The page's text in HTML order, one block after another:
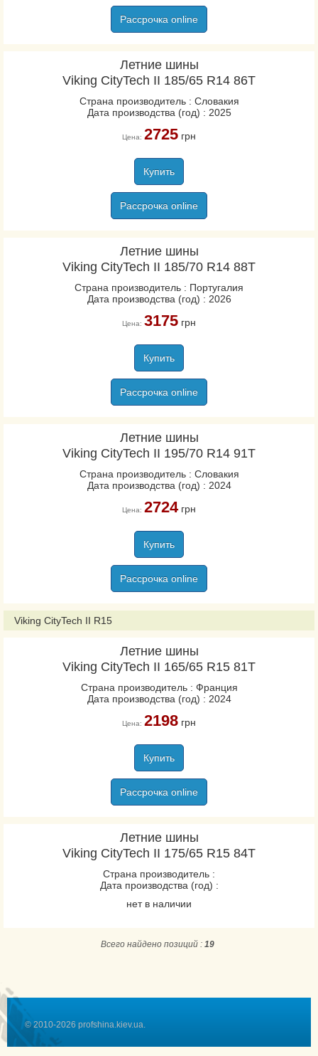
Рассрочка online
Летние шины
Viking CityTech II 185/65 R14 86T
Страна производитель : Словакия
Дата производства (год) : 2025
Цена: 2725грн
Купить
Рассрочка online
Летние шины
Viking CityTech II 185/70 R14 88T
Страна производитель : Португалия
Дата производства (год) : 2026
Цена: 3175грн
Купить
Рассрочка online
Летние шины
Viking CityTech II 195/70 R14 91T
Страна производитель : Словакия
Дата производства (год) : 2024
Цена: 2724грн
Купить
Рассрочка online
Viking CityTech II R15
Летние шины
Viking CityTech II 165/65 R15 81T
Страна производитель : Франция
Дата производства (год) : 2024
Цена: 2198грн
Купить
Рассрочка online
Летние шины
Viking CityTech II 175/65 R15 84T
Страна производитель :
Дата производства (год) :
нет в наличии
Всего найдено позиций : 19
© 2010-2026 profshina.kiev.ua.